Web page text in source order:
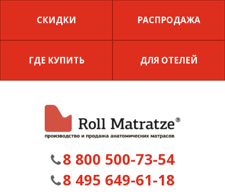
СКИДКИ РАСПРОДАЖА
ГДЕ КУПИТЬ ДЛЯ ОТЕЛЕЙ
8 800 500-73-54
8 495 649-61-18